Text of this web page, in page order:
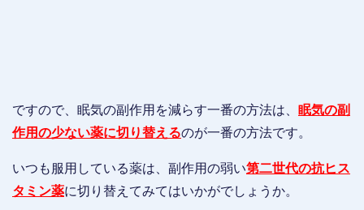
ですので、眠気の副作用を減らす一番の方法は、 眠気の副
作用の少ない薬に切り替えるのが一番の方法です。
いつも服用している薬は、副作用の弱い第二世代の抗ヒス
タミン薬に切り替えてみてはいかがでしょうか。